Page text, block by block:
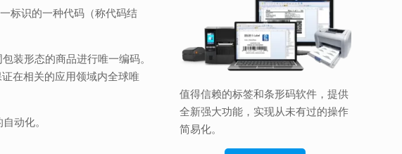
标识的一种代码（称代码结
装形态的商品进行唯一编码。
在相关的应用领域内全球唯
动化。
值得信赖的标签和条形码软件，提供
全新强大功能，实现从未有过的操作
简易化。